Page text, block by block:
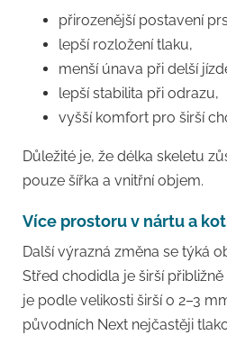
přirozenější postavení
lepší rozložení tlaku,
menší únava při delší
lepší stabilita při odrazu,
vyšší komfort pro širší
Důležité je, že délka skeletu
pouze šířka a vnitřní objem.
Více prostoru v nártu a
Další výrazná změna se týká
Střed chodidla je širší
je podle velikosti širší o 2–3
původních Next nejčastěji